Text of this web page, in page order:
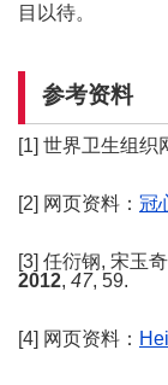
目以待。
参考资料
[1] 世界卫生组织
[2] 网页资料： 冠
[3] 任衍钢, 宋玉
2012, 47, 59.
[4] 网页资料：